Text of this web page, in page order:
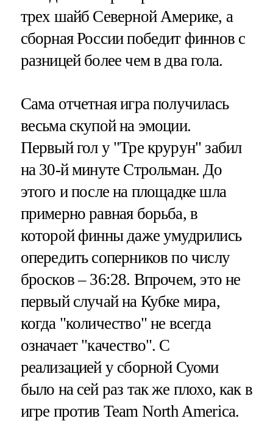
трех шайб Северной Америке, а
сборная России победит финнов с
разницей более чем в два гола.
Сама отчетная игра получилась
весьма скупой на эмоции.
Первый гол у "Тре крурун" забил
на 30-й минуте Строльман. До
этого и после на площадке шла
примерно равная борьба, в
которой финны даже умудрились
опередить соперников по числу
бросков – 36:28. Впрочем, это не
первый случай на Кубке мира,
когда "количество" не всегда
означает "качество". С
реализацией у сборной Суоми
было на сей раз так же плохо, как в
игре против Team North America.